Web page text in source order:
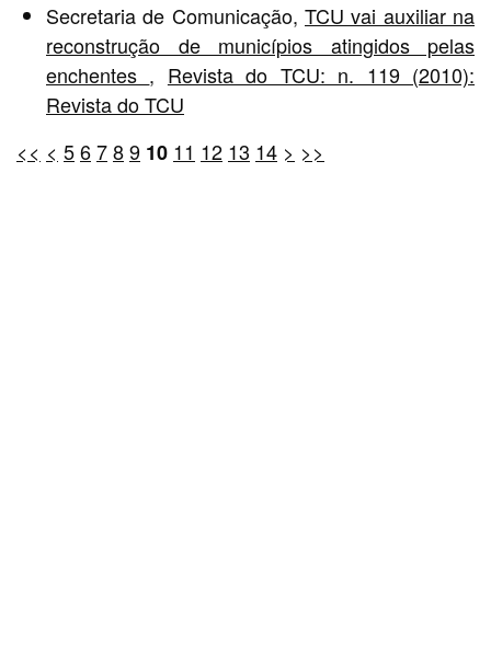
Secretaria de Comunicação, TCU vai auxiliar na
reconstrução de municípios atingidos pelas
enchentes , Revista do TCU: n. 119 (2010):
Revista do TCU
<< < 56789 10 11 12 13 14 > >>